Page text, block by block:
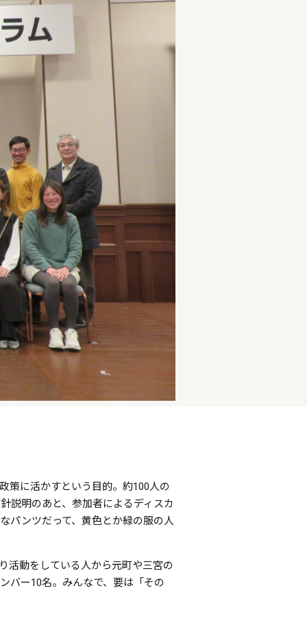
策に活かすという目的。約100人の
説明のあと、参加者によるディスカ
パンツだって、黄色とか緑の服の人
活動をしている人から元町や三宮の
バー10名。みんなで、要は「その